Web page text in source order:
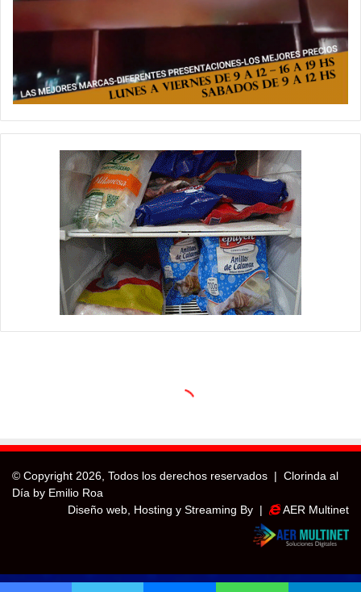
© Copyright 2026, Todos los derechos reservados | Clorinda al
Día by Emilio Roa
Diseño web, Hosting y Streaming By |
AER Multinet